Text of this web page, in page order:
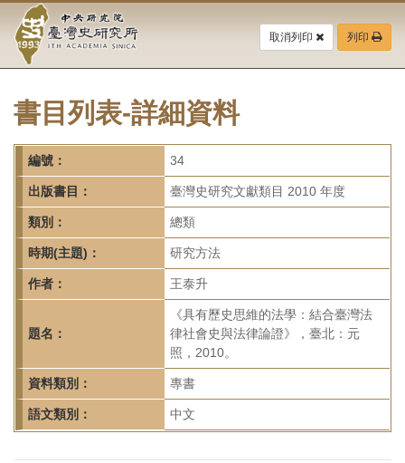
要
中
央
研
究
院-
臺
灣
史
研
究
所-
首
頁
取消列印 列印
書目列表-詳細資料
編號： 34
出版書目： 臺灣史研究文獻類目 2010 年度
類別： 總類
時期(主題)： 研究方法
作者： 王泰升
題名：
《具有歷史思維的法學：結合臺灣法
律社會史與法律論證》，臺北：元
照，2010。
資料類別： 專書
語文類別： 中文